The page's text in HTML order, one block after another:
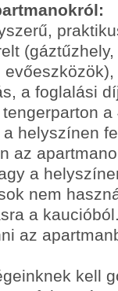
a foglalási
helyszínen
az
a
nem
a
az
kell